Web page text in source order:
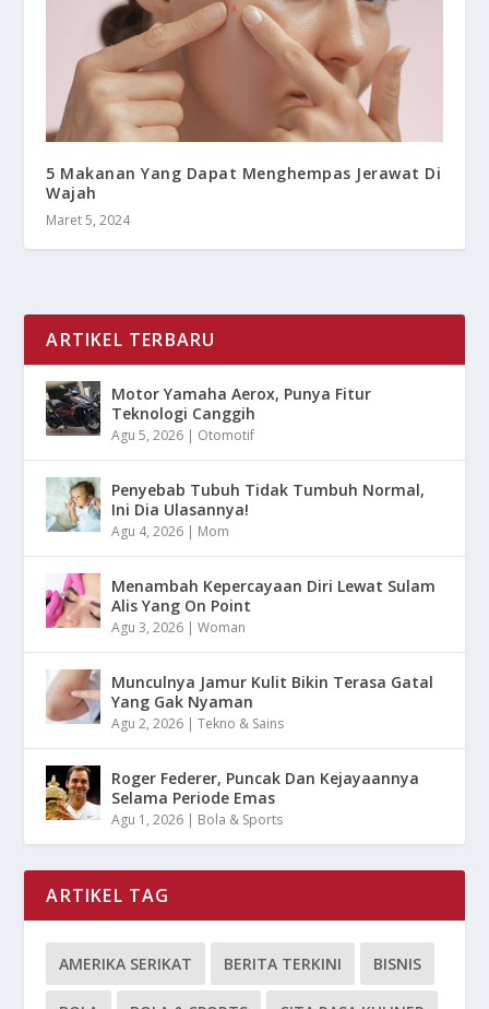
5 Makanan Yang Dapat Menghempas Jerawat Di
Wajah
Maret 5, 2024
ARTIKEL TERBARU
Motor Yamaha Aerox, Punya Fitur
Teknologi Canggih
Agu 5, 2026 | Otomotif
Penyebab Tubuh Tidak Tumbuh Normal,
Ini Dia Ulasannya!
Agu 4, 2026 | Mom
Menambah Kepercayaan Diri Lewat Sulam
Alis Yang On Point
Agu 3, 2026 |Woman
Munculnya Jamur Kulit Bikin Terasa Gatal
Yang Gak Nyaman
Agu 2, 2026 |Tekno & Sains
Roger Federer, Puncak Dan Kejayaannya
Selama Periode Emas
Agu 1, 2026 | Bola & Sports
ARTIKEL TAG
AMERIKA SERIKAT BERITA TERKINI BISNIS